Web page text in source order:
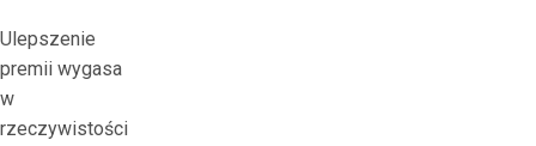
Ulepszenie
premii wygasa
w
rzeczywistości